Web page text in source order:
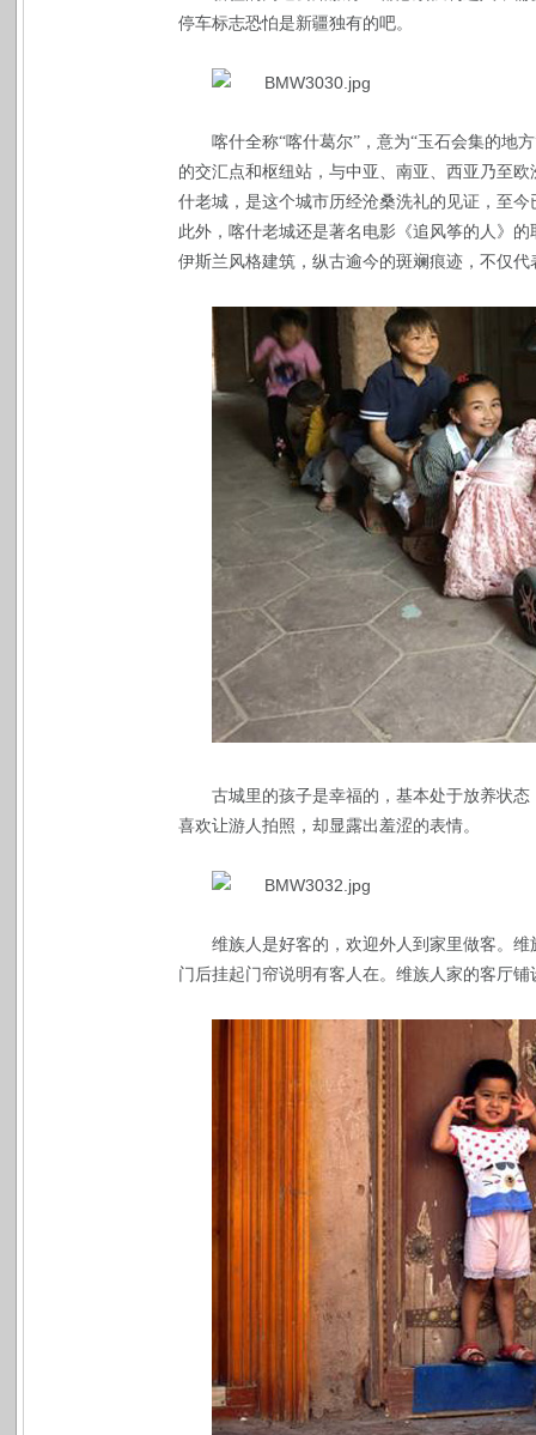
停车标志恐怕是新疆独有的吧。
喀什全称“喀什葛尔”，意为“玉石会集的地
的交汇点和枢纽站，与中亚、南亚、西亚乃至
什老城，是这个城市历经沧桑洗礼的见证，至今
此外，喀什老城还是著名电影《追风筝的人》
伊斯兰风格建筑，纵古逾今的斑斓痕迹，不仅
古城里的孩子是幸福的，基本处于放养状
喜欢让游人拍照，却显露出羞涩的表情。
维族人是好客的，欢迎外人到家里做客。
门后挂起门帘说明有客人在。维族人家的客厅